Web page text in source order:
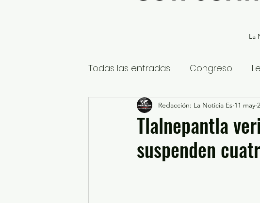
La
Todas las entradas Congreso
Nacional Estatal
Educación y Cultura Seguridad
Tlalnepantla
suspenden
Redacción: La Noticia Es 11 may